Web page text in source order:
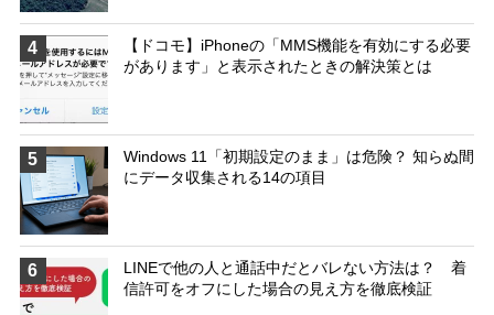
4
【ドコモ】iPhoneの「MMS機能を有効にする必要
があります」と表示されたときの解決策とは
5
Windows 11「初期設定のまま」は危険？ 知らぬ間
にデータ収集される14の項目
6
LINEで他の人と通話中だとバレない方法は？ 着
信許可をオフにした場合の見え方を徹底検証